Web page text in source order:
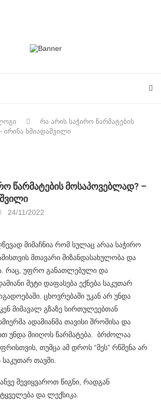
რა არის საჭირო წარმატების
ირინა ხმიადაშვილი
წარმატების მოსაპოვებლად? –
24/11/2022
მიმაჩნია რომ სულაც არაა საჭირო
მთავარი მიზანდასახულობა და
რაც, უფრო განათლებული და
მეტი დაფასება ექნება საკუთარ
ცხოვრებაში უკან არ უნდა
მიმავალ გზაზე სირთულეებთან
ადამიანმა თავისი შრომისა და
უნდა მიიღოს წარმატება. ბრძოლაა
თუმცა ამ დროს “მეს” რწმენა არ
თავში.
შევიყვაროთ წიგნი, რადგან
და ლექსიკა.